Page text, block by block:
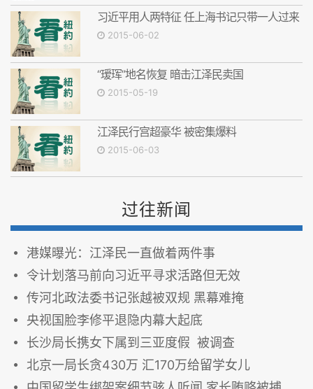
习近平用人两特征 任上海书记只带一人过来
2015-06-02
“瑷珲”地名恢复 暗击江泽民卖国
2015-05-19
江泽民行宫超豪华 被密集爆料
2015-06-03
过往新闻
港媒曝光：江泽民一直做着两件事
令计划落马前向习近平寻求活路但无效
传河北政法委书记张越被双规 黑幕难掩
央视国脸李修平退隐内幕大起底
长沙局长携女下属到三亚度假 被调查
北京一局长贪430万 汇170万给留学女儿